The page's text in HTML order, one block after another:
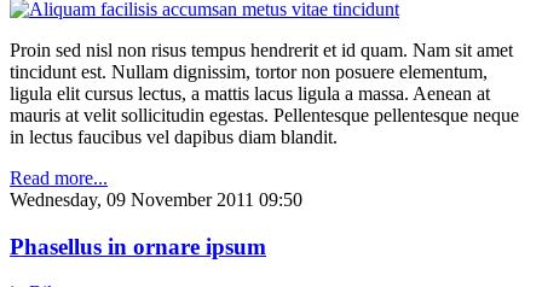
Proin sed nisl non risus tempus hendrerit et id quam. Nam sit amet
tincidunt est. Nullam dignissim, tortor non posuere elementum,
ligula elit cursus lectus, a mattis lacus ligula a massa. Aenean at
mauris at velit sollicitudin egestas. Pellentesque pellentesque neque
in lectus faucibus vel dapibus diam blandit.
Read more...
Wednesday, 09 November 2011 09:50
Phasellus in ornare ipsum